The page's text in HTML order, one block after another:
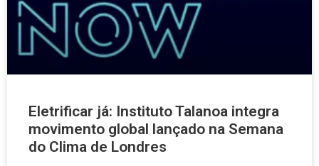
Eletrificar já: Instituto Talanoa integra
movimento global lançado na Semana
do Clima de Londres